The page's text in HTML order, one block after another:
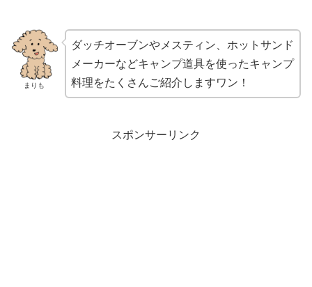
まりも
ダッチオーブンやメスティン、ホットサンド
メーカーなどキャンプ道具を使ったキャンプ
料理をたくさんご紹介しますワン！
スポンサーリンク